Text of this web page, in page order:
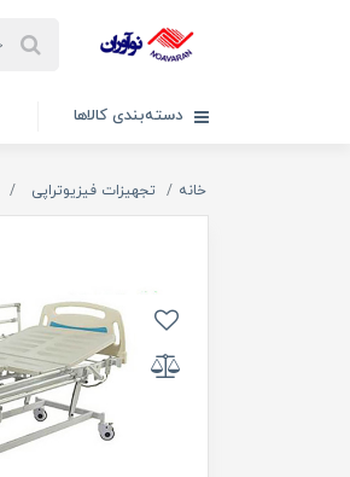
دسته‌بندی کالاها
خانه تجهیزات فیزیوتراپی